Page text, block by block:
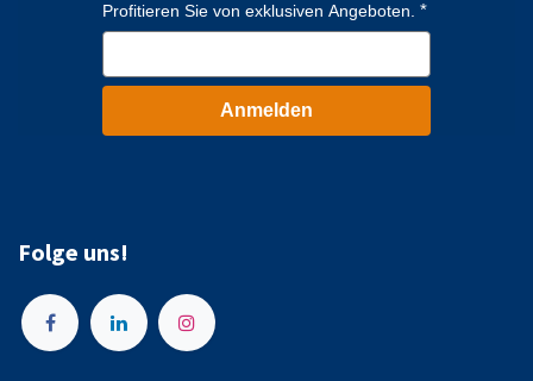
Profitieren Sie von exklusiven Angeboten.
Anmelden
Folge uns!